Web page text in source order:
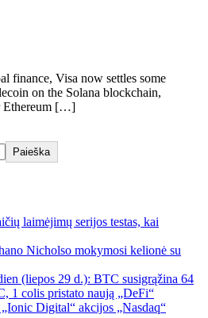
finance, Visa now settles some
on the Solana blockchain,
Ethereum […]
Paieška
laimėjimų serijos testas, kai
Nicholso mokymosi kelionė su
(liepos 29 d.): BTC susigrąžina 64
1 colis pristato naują „DeFi“
Digital“ akcijos „Nasdaq“